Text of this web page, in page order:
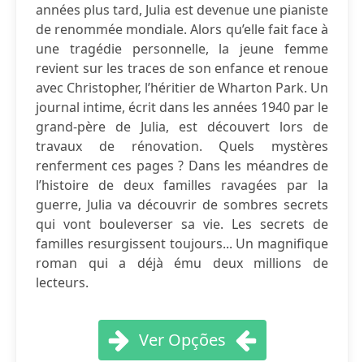
années plus tard, Julia est devenue une pianiste
de renommée mondiale. Alors qu’elle fait face à
une tragédie personnelle, la jeune femme
revient sur les traces de son enfance et renoue
avec Christopher, l’héritier de Wharton Park. Un
journal intime, écrit dans les années 1940 par le
grand-père de Julia, est découvert lors de
travaux de rénovation. Quels mystères
renferment ces pages ? Dans les méandres de
l’histoire de deux familles ravagées par la
guerre, Julia va découvrir de sombres secrets
qui vont bouleverser sa vie. Les secrets de
familles resurgissent toujours... Un magnifique
roman qui a déjà ému deux millions de
lecteurs.
Ver Opções